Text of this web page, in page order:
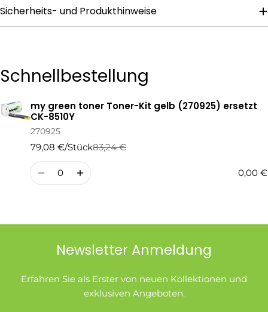
Nachricht
Frage Senden
Sicherheits- und Produkthinweise
Schnellbestellung
Ihr
Warenkorb
my green toner Toner-Kit gelb (270925) ersetzt
CK-8510Y
270925
79,08 €/Stück
Regulärer
Preis
83,24 €
Verkaufspreis
Menge
0,00 €
Newsletter Anmeldung
Erfahren Sie als Erster von neuen Kollektionen und
exklusiven Angeboten.